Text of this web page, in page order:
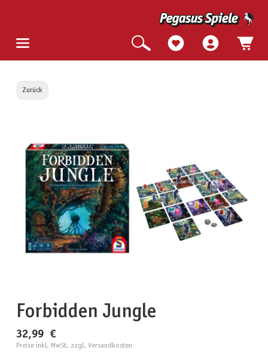
Zurück
Forbidden Jungle
32,99 €
Preise inkl. MwSt. zzgl. Versandkosten